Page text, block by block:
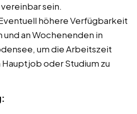
sein.
höhere Verfügbarkeit
an Wochenenden in
um die Arbeitszeit
oder Studium zu